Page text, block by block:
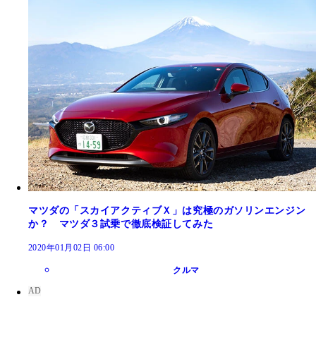
マツダの「スカイアクティブＸ」は究極のガソリンエンジン
か？ マツダ３試乗で徹底検証してみた
2020年01月02日 06:00
クルマ